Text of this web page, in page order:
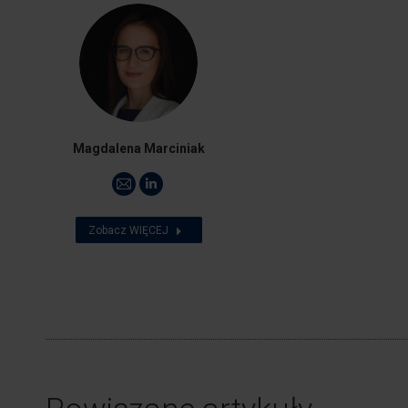
Magdalena Marciniak
Adres
e-
mail
Linkedin
Zobacz WIĘCEJ